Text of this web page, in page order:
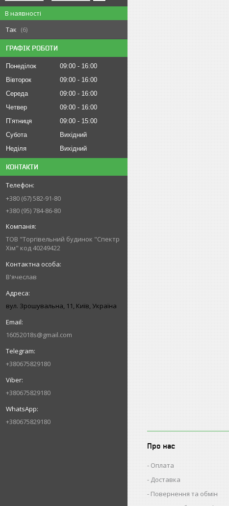
В наявності
Так
6
ГРАФІК РОБОТИ
Понеділок 09:00
16:00
Вівторок
09:00
16:00
Середа
09:00
16:00
Четвер
09:00
16:00
Пʼятниця
09:00
15:00
Субота
Вихідний
Неділя
Вихідний
КОНТАКТИ
+380 (67) 582-91-80
+380 (95) 784-86-80
ТОВ "Торгівельний будинок "Спектр
Хім" код 40249422
В'ячеслав
вул. Зрошувальна, 11, Київ, Україна
16052018s@gmail.com
+380675829180
+380675829180
+380675829180
Про нас
Оплата
Доставка
Повернення та обмін